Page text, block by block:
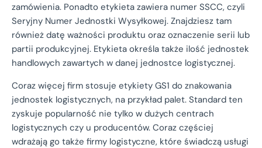
zamówienia. Ponadto etykieta zawiera numer SSCC, czyli
Seryjny Numer Jednostki Wysyłkowej. Znajdziesz tam
również datę ważności produktu oraz oznaczenie serii lub
partii produkcyjnej. Etykieta określa także ilość jednostek
handlowych zawartych w danej jednostce logistycznej.
Coraz więcej firm stosuje etykiety GS1 do znakowania
jednostek logistycznych, na przykład palet. Standard ten
zyskuje popularność nie tylko w dużych centrach
logistycznych czy u producentów. Coraz częściej
wdrażają go także firmy logistyczne, które świadczą usługi